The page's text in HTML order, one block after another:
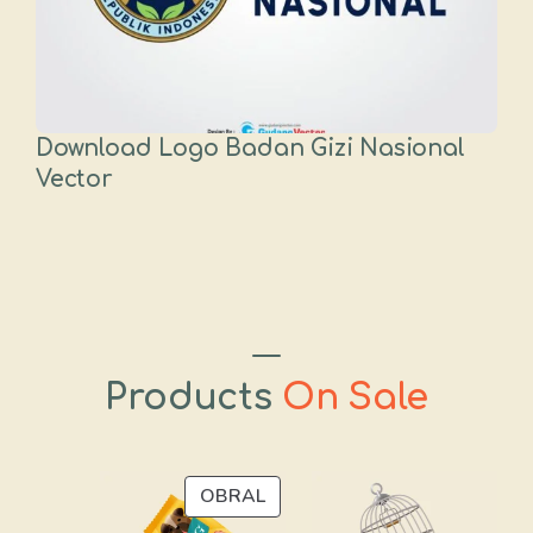
Download Logo Badan Gizi Nasional
Vector
Products On Sale
OBRALPRODUK
DENGAN